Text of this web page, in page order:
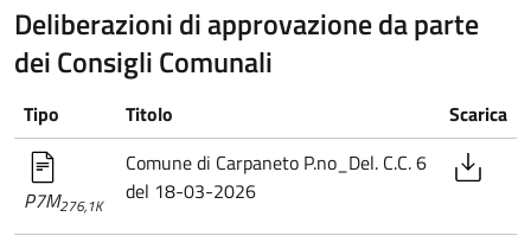
Deliberazioni di approvazione da parte
dei Consigli Comunali
Tipo Titolo Scarica
P7M276,1K
Comune di Carpaneto P.no_Del. C.C. 6
del 18-03-2026